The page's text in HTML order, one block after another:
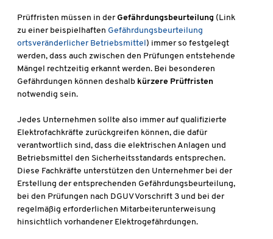
Prüffristen müssen in derGefährdungsbeurteilung (Link
zu einer beispielhaften Gefährdungsbeurteilung
ortsveränderlicher Betriebsmittel) immer so festgelegt
werden, dass auch zwischen den Prüfungen entstehende
Mängel rechtzeitig erkannt werden. Bei besonderen
Gefährdungen können deshalb kürzere Prüffristen
notwendig sein.
Jedes Unternehmen sollte also immer auf qualifizierte
Elektrofachkräfte zurückgreifen können, die dafür
verantwortlich sind, dass die elektrischen Anlagen und
Betriebsmittel den Sicherheitsstandards entsprechen.
Diese Fachkräfte unterstützen den Unternehmer bei der
Erstellung der entsprechenden Gefährdungsbeurteilung,
bei den Prüfungen nach DGUV Vorschrift 3 und bei der
regelmäßig erforderlichen Mitarbeiterunterweisung
hinsichtlich vorhandener Elektrogefährdungen.